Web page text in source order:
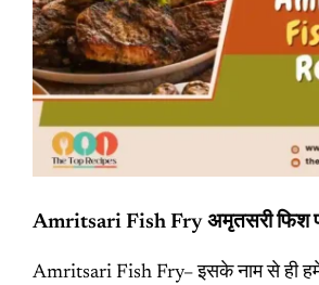
Amritsari Fish Fry अमृतसरी फिश
Amritsari Fish Fry– इसके नाम से ही हमें